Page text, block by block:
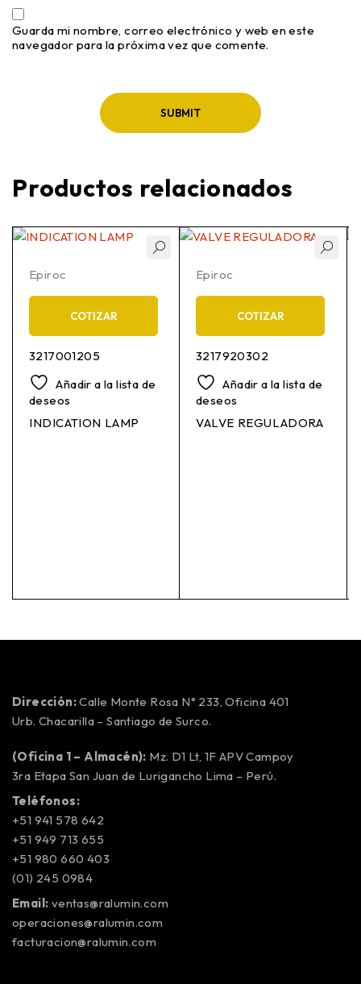
Guarda mi nombre, correo electrónico y web en este
navegador para la próxima vez que comente.
Productos relacionados
Epiroc
COTIZAR
3217001205
Añadir a la lista de
deseos
INDICATION LAMP
Epiroc
COTIZAR
3217920302
Añadir a la lista de
deseos
VALVE REGULADORA
Dirección:Calle Monte Rosa N° 233, Oficina 401
Urb. Chacarilla – Santiago de Surco.
(Oficina 1 – Almacén): Mz. D1 Lt, 1F APV Campoy
3ra Etapa San Juan de Lurigancho Lima – Perú.
Teléfonos:
+51 941 578 642
+51 949 713 655
+51 980 660 403
(01) 245 0984
Email: ventas@ralumin.com
operaciones@ralumin.com
facturacion@ralumin.com